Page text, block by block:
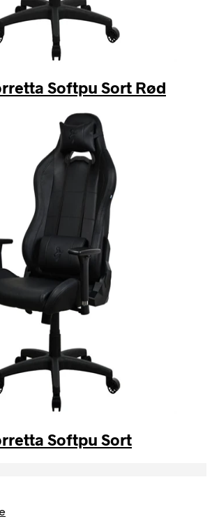
Softpu Sort Rød
Softpu Sort